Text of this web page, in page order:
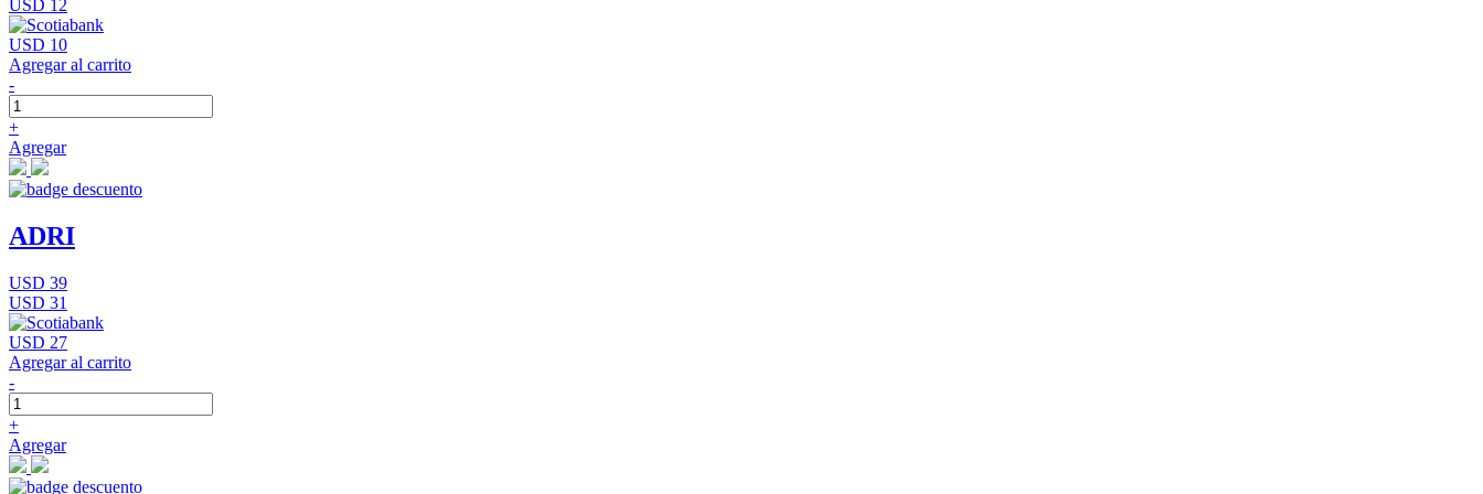
USD 12
USD 10
Agregar al carrito
-
+
Agregar
ADRI
USD 39
USD 31
USD 27
Agregar al carrito
-
+
Agregar